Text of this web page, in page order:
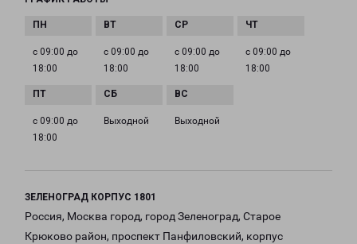
с 09:00 до
18:00
с 09:00 до
18:00
с 09:00 до
18:00
с 09:00 до
18:00
с 09:00 до
18:00
Выходной Выходной
ЗЕЛЕНОГРАД КОРПУС 1801
Россия, Москва город, город Зеленоград, Старое
Крюково район, проспект Панфиловский, корпус